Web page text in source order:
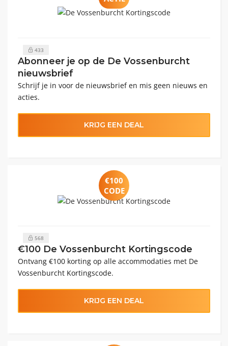
433
Abonneer je op de De Vossenburcht
nieuwsbrief
Schrijf je in voor de nieuwsbrief en mis geen nieuws en
acties.
KRIJG EEN DEAL
€100
CODE
568
€100 De Vossenburcht Kortingscode
Ontvang €100 korting op alle accommodaties met De
Vossenburcht Kortingscode.
KRIJG EEN DEAL